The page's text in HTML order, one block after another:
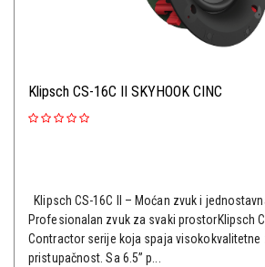
Klipsch CS-16C II SKYHOOK CINC
Klipsch CS-16C II – Moćan zvuk i
Profesionalan zvuk za svaki prostorKlipsch
Contractor serije koja spaja visokokvalitetne
pristupačnost. Sa 6.5” p...